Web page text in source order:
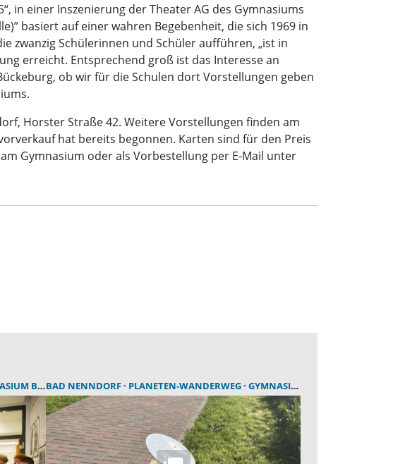
in einer Inszenierung der Theater AG des Gymnasiums
basiert auf einer wahren Begebenheit, die sich 1969 in
zwanzig Schülerinnen und Schüler aufführen, „ist in
erreicht. Entsprechend groß ist das Interesse an
ob wir für die Schulen dort Vorstellungen geben
Horster Straße 42. Weitere Vorstellungen finden am
hat bereits begonnen. Karten sind für den Preis
Gymnasium oder als Vorbestellung per E-Mail unter
NENNDORF BAD NENNDORF PLANETEN-WANDERWEG GYMNASIUM BAD NENNDORF